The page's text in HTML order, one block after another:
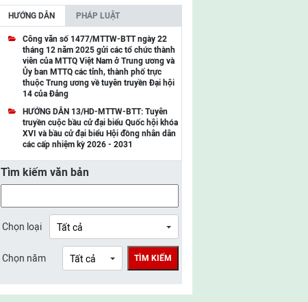
UBMTTQ Việt Nam tỉnh Quảng Ninh
UBMTTQ Việt Nam tỉnh Cao Bằng
UBMTTQ Việt Nam tỉnh Lạng Sơn
UBMTTQ Việt Nam tỉnh Lai Châu
UBMTTQ Việt Nam tỉnh Điện Biên
UBMTTQ Việt Nam tỉnh Sơn La
UBMTTQ Việt Nam tỉnh Thanh Hóa
UBMTTQ Việt Nam tỉnh Nghệ An
UBMTTQ Việt Nam tỉnh Lào Cai
UBMTTQ Việt Nam tỉnh Thái Nguyên
HƯỚNG DẪN PHÁP LUẬT
Công văn số 1477/MTTW-BTT ngày 22
tháng 12 năm 2025 gửi các tổ chức thành
viên của MTTQ Việt Nam ở Trung ương và
Ủy ban MTTQ các tỉnh, thành phố trực
thuộc Trung ương về tuyên truyền Đại hội
14 của Đảng
HƯỚNG DẪN 13/HD-MTTW-BTT: Tuyên
truyền cuộc bầu cử đại biểu Quốc hội khóa
XVI và bầu cử đại biểu Hội đồng nhân dân
các cấp nhiệm kỳ 2026 - 2031
Tìm kiếm văn bản
Chọn loại
Chọn năm TÌM KIẾM